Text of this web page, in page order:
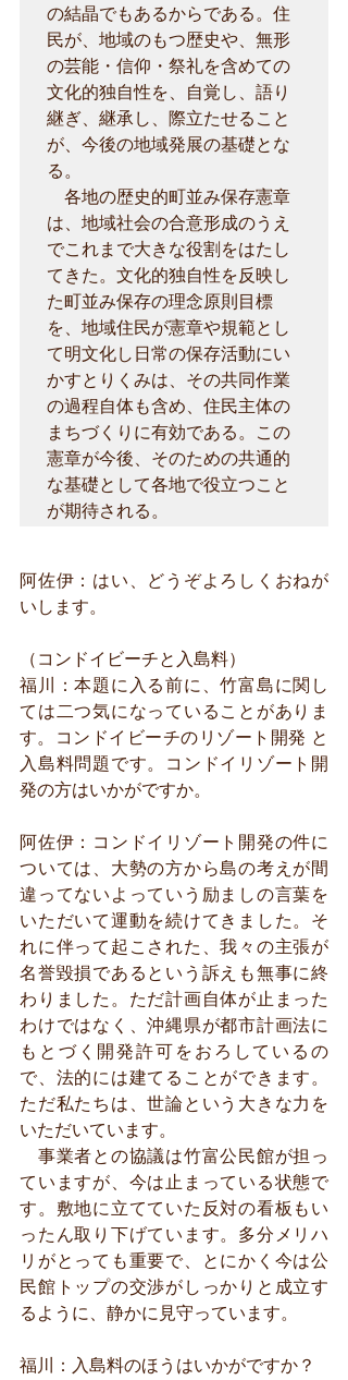
の結晶でもあるからである。住
民が、地域のもつ歴史や、無形
の芸能・信仰・祭礼を含めての
文化的独自性を、自覚し、語り
継ぎ、継承し、際立たせること
が、今後の地域発展の基礎とな
る。
各地の歴史的町並み保存憲章
は、地域社会の合意形成のうえ
でこれまで大きな役割をはたし
てきた。文化的独自性を反映し
た町並み保存の理念原則目標
を、地域住民が憲章や規範とし
て明文化し日常の保存活動にい
かすとりくみは、その共同作業
の過程自体も含め、住民主体の
まちづくりに有効である。この
憲章が今後、そのための共通的
な基礎として各地で役立つこと
が期待される。
阿佐伊：はい、どうぞよろしくおねが
いします。
（コンドイビーチと入島料）
福川：本題に入る前に、竹富島に関し
ては二つ気になっていることがありま
す。コンドイビーチのリゾート開発 と
入島料問題です。コンドイリゾート開
発の方はいかがですか。
阿佐伊：コンドイリゾート開発の件に
ついては、大勢の方から島の考えが間
違ってないよっていう励ましの言葉を
いただいて運動を続けてきました。そ
れに伴って起こされた、我々の主張が
名誉毀損であるという訴えも無事に終
わりました。ただ計画自体が止まった
わけではなく、沖縄県が都市計画法に
もとづく開発許可をおろしているの
で、法的には建てることができます。
ただ私たちは、世論という大きな力を
いただいています。
事業者との協議は竹富公民館が担っ
ていますが、今は止まっている状態で
す。敷地に立てていた反対の看板もい
ったん取り下げています。多分メリハ
リがとっても重要で、とにかく今は公
民館トップの交渉がしっかりと成立す
るように、静かに見守っています。
福川：入島料のほうはいかがですか？